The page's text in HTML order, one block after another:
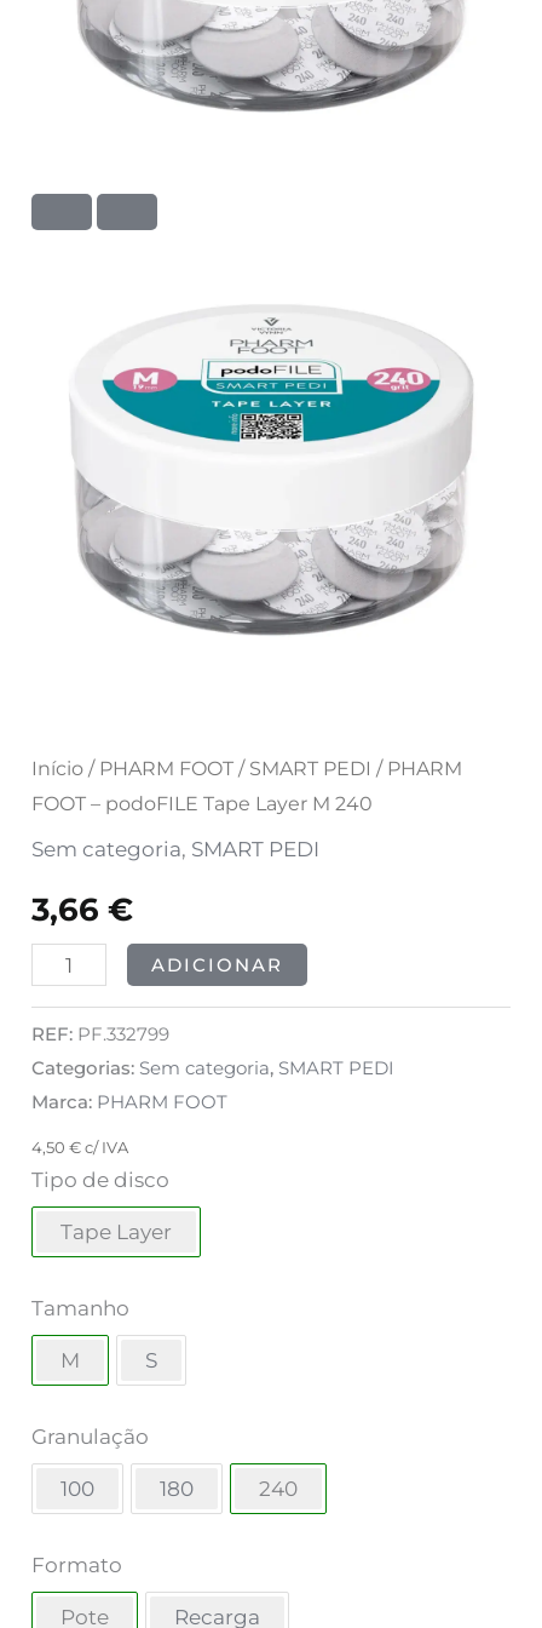
Início / PHARM FOOT / SMART PEDI / PHARM
FOOT – podoFILE Tape Layer M 240
Sem categoria, SMART PEDI
3,66€
ADICIONAR
REF: PF.332799
Categorias: Sem categoria, SMART PEDI
Marca: PHARM FOOT
4,50€ c/ IVA
Tipo de disco
Tape Layer
Tamanho
M S
Granulação
100 180 240
Formato
Pote Recarga